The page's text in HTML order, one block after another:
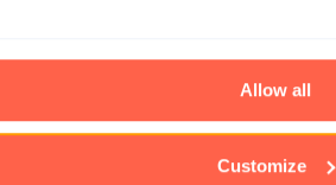
Allow all
Customize
präsentieren - Dies
ermöglicht es der
Anzahl der Anzeige
der gleichen Werbung